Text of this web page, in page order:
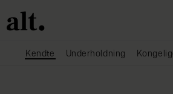
Kendte Underholdning